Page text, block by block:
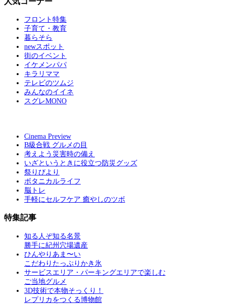
フロント特集
子育て・教育
暮らそら
newスポット
街のイベント
イケメンパパ
キラリママ
テレビのツムジ
みんなのイイネ
スグレMONO
Cinema Preview
B級合戦 グルメの目
考えよう災害時の備え
いざというときに役立つ防災グッズ
祭りびより
ボタニカルライフ
脳トレ
手軽にセルフケア 癒やしのツボ
特集記事
知る人ぞ知る名景
勝手に紀州穴場遺産
ひんやりあま〜い
こだわりたっぷりかき氷
サービスエリア・パーキングエリアで楽しむ
ご当地グルメ
3D技術で本物そっくり！
レプリカをつくる博物館